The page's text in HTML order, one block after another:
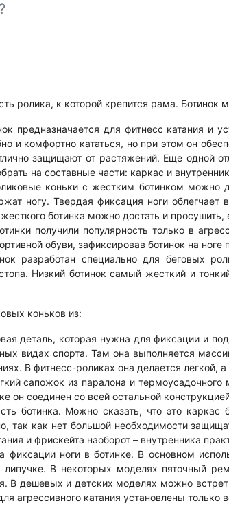
ролика, к которой крепится рама. Ботинок
предназначается для фитнесс катания и
и комфортно кататься, но при этом он
защищают от растяжений. Еще одной
на составные части: каркас и
коньки с жестким ботинком можно
ногу. Твердая фиксация ноги облегчает
ботинка можно достать и
получили популярность только в
обуви, зафиксировав ботинок на
разработан специально для беговых
Низкий ботинок самый жесткий и
коньков из:
деталь, которая нужна для фиксации и
видах спорта. Там она выполняется
В фитнесс-роликах она делается легкой, а
сапожок из паралона и
он соединен со всей остальной
ботинка. Можно сказать, что это
так как нет большой необходимости
и фрискейта наоборот – внутренника
фиксации ноги в ботинке. В основном
липучке. В некоторых моделях пяточный
В дешевых и детских моделях можно
агрессивного катания установлены только